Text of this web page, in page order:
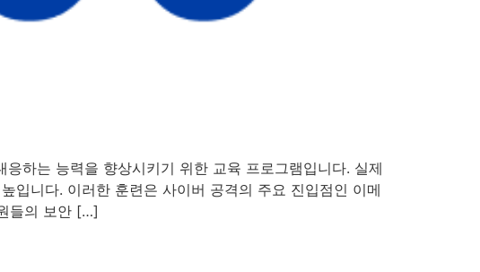
하는 능력을 향상시키기 위한 교육 프로그램입니다. 실제
입니다. 이러한 훈련은 사이버 공격의 주요 진입점인 이메
들의 보안 […]